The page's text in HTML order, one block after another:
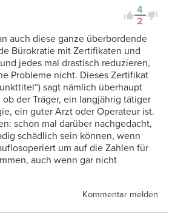
4
2
auch diese ganze überbordende
Bürokratie mit Zertifikaten und
jedes mal drastisch reduzieren,
Probleme nicht. Dieses Zertifikat
sagt nämlich überhaupt
der Träger, ein langjährig tätiger
ein guter Arzt oder Operateur ist.
schon mal darüber nachgedacht,
schädlich sein können, wenn
um auf die Zahlen für
auch wenn gar nicht
Kommentar melden